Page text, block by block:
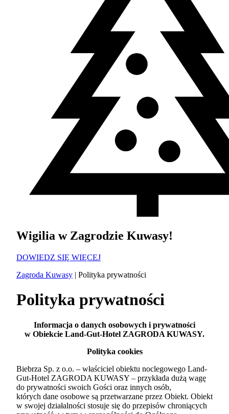
Wigilia w Zagrodzie Kuwasy!
DOWIEDZ SIĘ WIĘCEJ
Zagroda Kuwasy | Polityka prywatności
Polityka prywatności
Informacja o danych osobowych i prywatności
w Obiekcie Land-Gut-Hotel ZAGRODA KUWASY.
Polityka cookies
Biebrza Sp. z o.o. – właściciel obiektu noclegowego Land-
Gut-Hotel ZAGRODA KUWASY – przykłada dużą wagę
do prywatności swoich Gości oraz innych osób,
których dane osobowe są przetwarzane przez Obiekt. Obiekt
w swojej działalności stosuje się do przepisów chroniących